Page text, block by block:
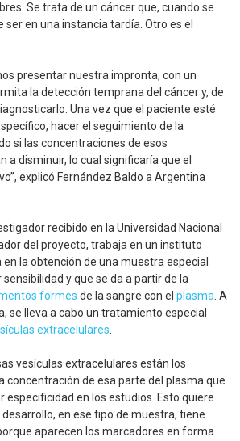
Se trata de un cáncer que, cuando se
ser en una instancia tardía. Otro es el
presentar nuestra impronta, con un
la detección temprana del cáncer y, de
Una vez que el paciente esté
hacer el seguimiento de la
si las concentraciones de esos
a disminuir, lo cual significaría que el
explicó Fernández Baldo a Argentina
recibido en la Universidad Nacional
del proyecto, trabaja en un instituto
la obtención de una muestra especial
y que se da a partir de la
formes de la sangre con el plasma . A
se lleva a cabo un tratamiento especial
extracelulares
vesículas extracelulares están los
concentración de esa parte del plasma que
especificidad en los estudios. Esto quiere
en ese tipo de muestra, tiene
aparecen los marcadores en forma